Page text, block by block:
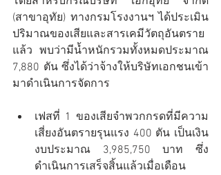
(สาขาอุทัย) ทางกรมโรงงานฯ ได้ประเมิน
ปริมาณของเสียและสารเคมีวัตถุอันตราย
แล้ว พบว่ามีน้ำหนักรวมทั้งหมดประมาณ
7,880 ตัน ซึ่งได้ว่าจ้างให้บริษัทเอกชนเข้า
มาดำเนินการจัดการ
เฟสที่ 1 ของเสียจำพวกกรดที่มีความ
เสี่ยงอันตรายรุนแรง 400 ตัน เป็นเงิน
งบประมาณ 3,985,750 บาท ซึ่ง
ดำเนินการเสร็จสิ้นแล้วเมื่อเดือน